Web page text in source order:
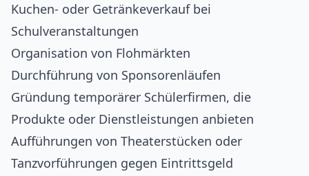
Kuchen- oder Getränkeverkauf bei
Schulveranstaltungen
Organisation von Flohmärkten
Durchführung von Sponsorenläufen
Gründung temporärer Schülerfirmen, die
Produkte oder Dienstleistungen anbieten
Aufführungen von Theaterstücken oder
Tanzvorführungen gegen Eintrittsgeld